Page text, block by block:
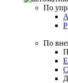
По
По